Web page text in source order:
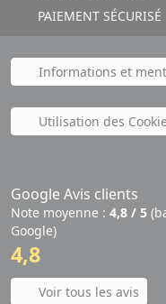
PAIEMENT SÉCURISÉ
Informations et
Utilisation des
Google Avis clients
Note moyenne : 4,8 / 5
Google)
4,8
Voir tous les avis